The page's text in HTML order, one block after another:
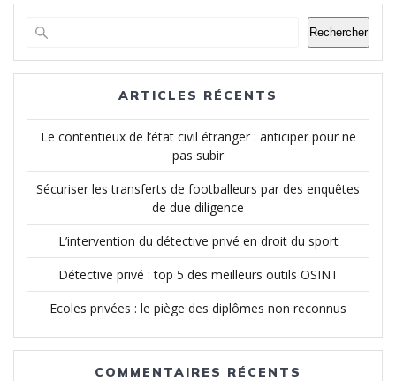
Rechercher
ARTICLES RÉCENTS
Le contentieux de l’état civil étranger : anticiper pour ne
pas subir
Sécuriser les transferts de footballeurs par des enquêtes
de due diligence
L’intervention du détective privé en droit du sport
Détective privé : top 5 des meilleurs outils OSINT
Ecoles privées : le piège des diplômes non reconnus
COMMENTAIRES RÉCENTS